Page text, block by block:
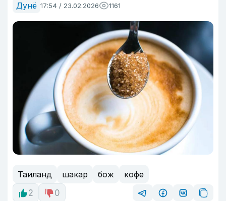
Дунё 17:54 / 23.02.2026 1161
Таиланд шакар бож
кофе
2
0